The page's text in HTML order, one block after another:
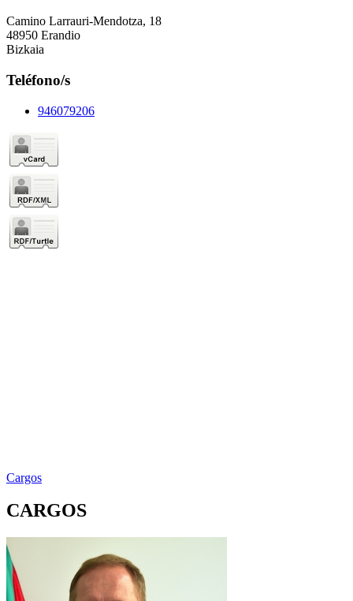
Camino Larrauri-Mendotza, 18
48950 Erandio
Bizkaia
Teléfono/s
946079206
Cargos
CARGOS